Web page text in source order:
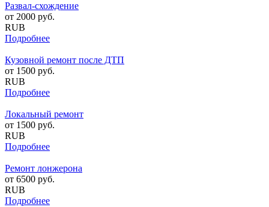
Развал-схождение
от 2000 руб.
RUB
Подробнее
Кузовной ремонт после ДТП
от 1500 руб.
RUB
Подробнее
Локальный ремонт
от 1500 руб.
RUB
Подробнее
Ремонт лонжерона
от 6500 руб.
RUB
Подробнее